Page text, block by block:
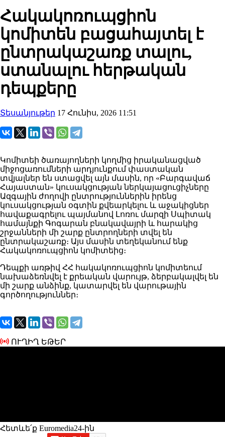
Հակակոռուպցիոն
կոմիտեն բացահայտել է
ընտրակաշառք տալու,
ստանալու հերթական
դեպքերը
Տեսանյութեր 17 Հունիս, 2026 11:51
Կոմիտեի ծառայողների կողմից իրականացված
միջոցառումների արդյունքում փաստական
տվյալներ են ստացվել այն մասին, որ «Բարգավաճ
Հայաստան» կուսակցության ներկայացուցիչները
Ազգային ժողովի ընտրություններին իրենց
կուսակցության օգտին քվեարկելու և աջակիցներ
հավաքագրելու պայմանով Լոռու մարզի Սպիտակ
համայնքի Գոգարան բնակավայրի և հարակից
շրջանների մի շարք ընտրողների տվել են
ընտրակաշառք։ Այս մասին տեղեկանում ենք
Հակակոռուպցիոն կոմիտեից։
Դեպքի առթիվ ՀՀ հակակոռուպցիոն կոմիտեում
նախաձեռնվել է քրեական վարույթ, ձերբակալվել են
մի շարք անձինք, կատարվել են վարութային
գործողություններ։
ՈՒՂԻՂ ԵԹԵՐ
Հետևե՛ք Euromedia24-ին